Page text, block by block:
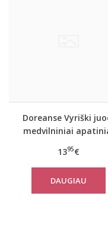
Doreanse Vyriški
medvilniniai
1395€
DAUGIAU